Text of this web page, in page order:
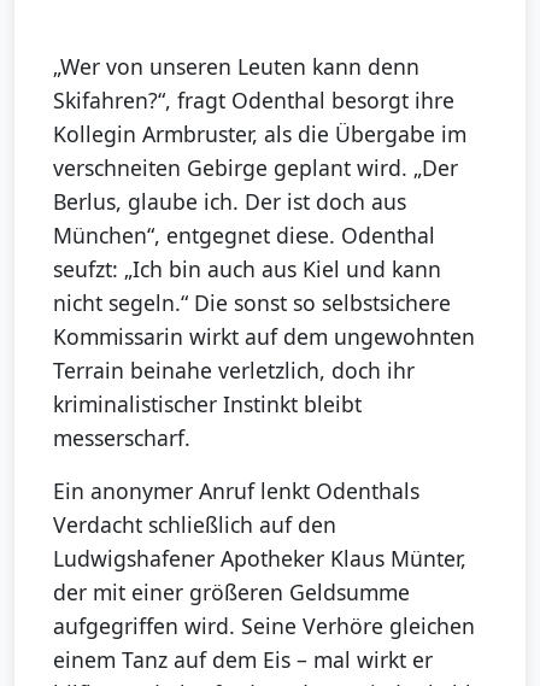
„Wer von unseren Leuten kann denn
Skifahren?“, fragt Odenthal besorgt ihre
Kollegin Armbruster, als die Übergabe im
verschneiten Gebirge geplant wird. „Der
Berlus, glaube ich. Der ist doch aus
München“, entgegnet diese. Odenthal
seufzt: „Ich bin auch aus Kiel und kann
nicht segeln.“ Die sonst so selbstsichere
Kommissarin wirkt auf dem ungewohnten
Terrain beinahe verletzlich, doch ihr
kriminalistischer Instinkt bleibt
messerscharf.
Ein anonymer Anruf lenkt Odenthals
Verdacht schließlich auf den
Ludwigshafener Apotheker Klaus Münter,
der mit einer größeren Geldsumme
aufgegriffen wird. Seine Verhöre gleichen
einem Tanz auf dem Eis – mal wirkt er